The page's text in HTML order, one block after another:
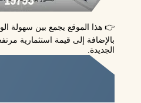
👉 هذا الموقع يجمع بين سهولة
بالإضافة إلى قيمة استثمارية
الجديدة.